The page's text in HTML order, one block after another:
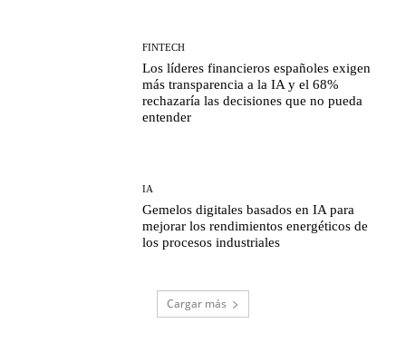
FINTECH
Los líderes financieros españoles exigen
más transparencia a la IA y el 68%
rechazaría las decisiones que no pueda
entender
IA
Gemelos digitales basados en IA para
mejorar los rendimientos energéticos de
los procesos industriales
Cargar más